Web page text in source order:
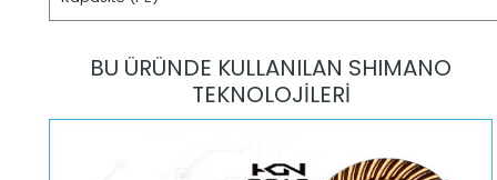
BU ÜRÜNDE KULLANILAN SHIMANO
TEKNOLOJİLERİ